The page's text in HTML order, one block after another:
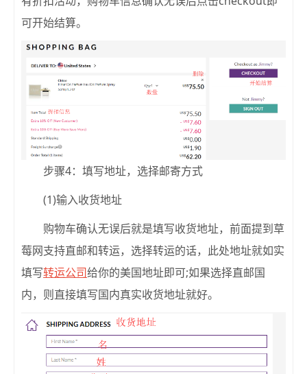
可开始结算。
步骤4：填写地址，选择邮寄方式
(1)输入收货地址
购物车确认无误后就是填写收货地址，前面提到草
莓网支持直邮和转运，选择转运的话，此处地址就如实
填写转运公司给你的美国地址即可;如果选择直邮国
内，则直接填写国内真实收货地址就好。